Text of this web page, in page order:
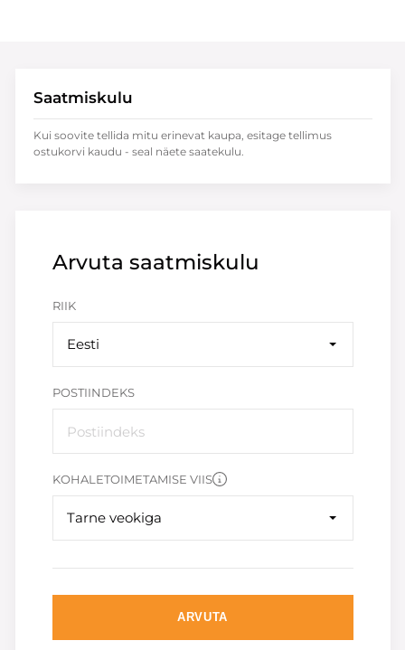
Arvuta saatmiskulu
RIIK
Eesti
POSTIINDEKS
KOHALETOIMETAMISE VIIS
Tarne veokiga
ARVUTA
Saatmiskulu
Kui soovite tellida mitu erinevat kaupa, esitage tellimus
ostukorvi kaudu - seal näete saatekulu.